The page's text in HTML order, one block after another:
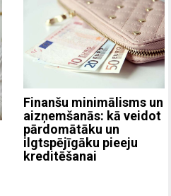
Finanšu minimālisms un
aizņemšanās: kā veidot
pārdomātāku un
ilgtspējīgāku pieeju
kreditēšanai